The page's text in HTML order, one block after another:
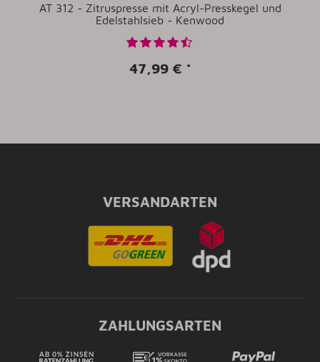
AT 312 - Zitruspresse mit Acryl-Presskegel und
Edelstahlsieb - Kenwood
47,99 € *
VERSANDARTEN
ZAHLUNGSARTEN